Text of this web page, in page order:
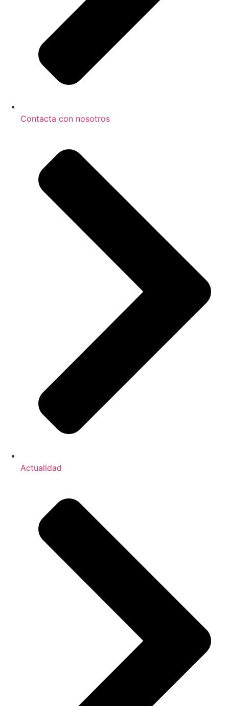
Contacta con nosotros
Actualidad